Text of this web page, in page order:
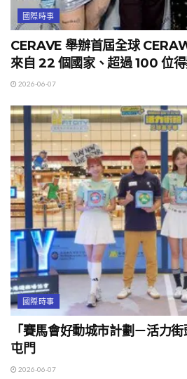
國際時事
CERAVE 舉辦首屆全球
來自 22 個國家、超過 100 位
2026-06-07
國際時事
「賽馬會好動城市計劃－活力
屯門
2026-06-07